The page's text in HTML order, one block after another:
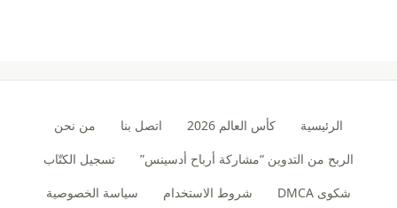
الرئيسية كأس العالم 2026 اتصل بنا
من نحن
الربح من التدوين “مشاركة أرباح أدسينس”
تسجيل الكتّاب
شكوى DMCA
شروط الاستخدام سياسة الخصوصية